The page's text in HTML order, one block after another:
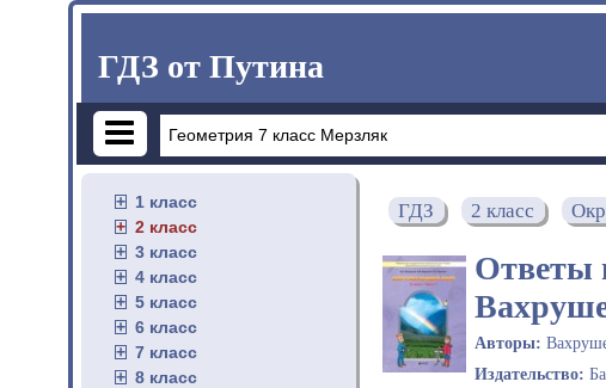
ГДЗ от Путина
1 класс
2 класс
3 класс
4 класс
5 класс
6 класс
7 класс
8 класс
ГДЗ 2 класс
Ответы
Авторы:
Издательство: